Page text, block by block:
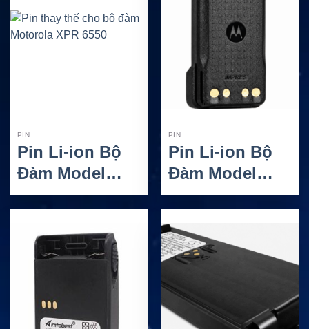
PIN
Pin Li-ion Bộ
Đàm Model
PMNN4066
Raytalk Cho
Thiết Bị
Motorola
MotoTRBO
PIN
Pin Li-ion Bộ
Đàm Model
PMNN4407L
Raytalk Cho
Thiết Bị
Motorola
CP1200